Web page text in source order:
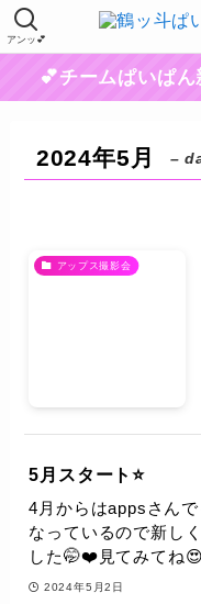
アンッ💕
💕チームぱいぱん
2024年5月 –
アップス撮影会
5月スタート⭐️
4月からはappsさん
なっているので新し
した🤭❤️見てみてね
2024年5月2日